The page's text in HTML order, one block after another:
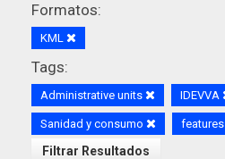
Formatos:
KML
Tags:
Administrative units IDEVVA
Sanidad y consumo features
Filtrar Resultados